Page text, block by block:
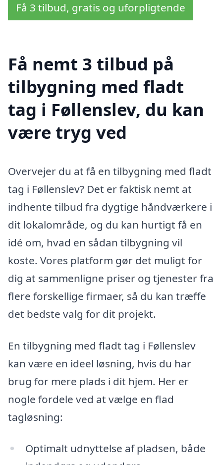
Få 3 tilbud, gratis og uforpligtende
Få nemt 3 tilbud på
tilbygning med fladt
tag i Føllenslev, du kan
være tryg ved
Overvejer du at få en tilbygning med fladt
tag i Føllenslev? Det er faktisk nemt at
indhente tilbud fra dygtige håndværkere i
dit lokalområde, og du kan hurtigt få en
idé om, hvad en sådan tilbygning vil
koste. Vores platform gør det muligt for
dig at sammenligne priser og tjenester fra
flere forskellige firmaer, så du kan træffe
det bedste valg for dit projekt.
En tilbygning med fladt tag i Føllenslev
kan være en ideel løsning, hvis du har
brug for mere plads i dit hjem. Her er
nogle fordele ved at vælge en flad
tagløsning:
Optimalt udnyttelse af pladsen, både